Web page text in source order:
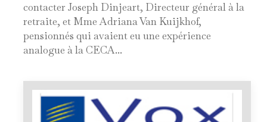
contacter Joseph Dinjeart, Directeur général à la
retraite, et Mme Adriana Van Kuijkhof,
pensionnés qui avaient eu une expérience
analogue à la CECA...